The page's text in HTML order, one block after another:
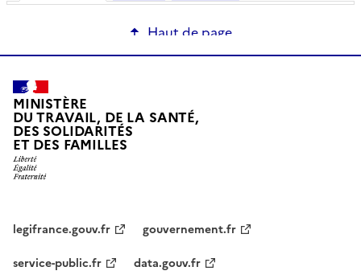
Haut de page
MINISTÈRE
DU TRAVAIL, DE LA SANTÉ,
DES SOLIDARITÉS
ET DES FAMILLES
legifrance.gouv.fr
gouvernement.fr
service-public.fr
data.gouv.fr